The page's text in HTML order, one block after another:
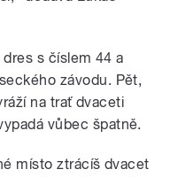
s číslem 44 a
závodu. Pět,
na trať dvaceti
vůbec špatně.
místo ztrácíš dvacet